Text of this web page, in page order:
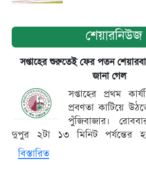
শেয়ারনিউজ
সপ্তাহের শুরুতেই ফের পতন
জানা গেল
সপ্তাহের প্রথম
প্রবণতা কাটিয়ে
পুঁজিবাজার।
দুপুর ২টা ১৩ মিনিট পর্যন্তের
বিস্তারিত